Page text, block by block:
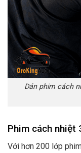
Dán phim cách
Phim cách nhiệt
Với hơn 200 lớp